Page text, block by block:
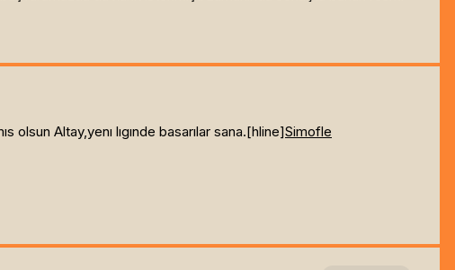
olsun Altay,yenı lıgınde basarılar sana.[hline]Simofle